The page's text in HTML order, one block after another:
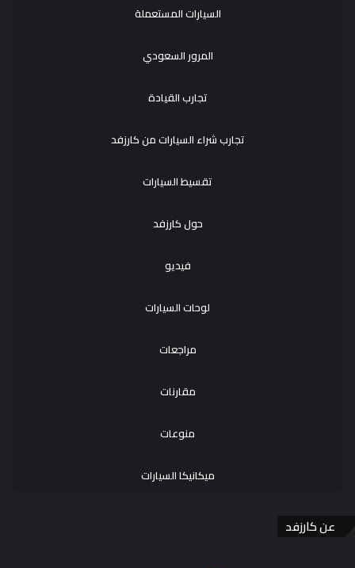
السيارات المستعملة
المرور السعودي
تجارب القيادة
تجارب شراء السيارات من كارزفد
تقسيط السيارات
حول كارزفد
فيديو
لوحات السيارات
مراجعات
مقارنات
منوعات
ميكانيكا السيارات
عن كارزفد